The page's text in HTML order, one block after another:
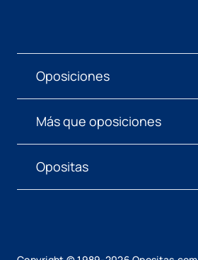
Oposiciones
Más que oposiciones
Opositas